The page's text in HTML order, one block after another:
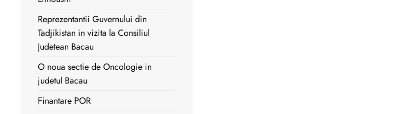
Reprezentantii Guvernului din
Tadjikistan in vizita la Consiliul
Judetean Bacau
O noua sectie de Oncologie in
judetul Bacau
Finantare POR